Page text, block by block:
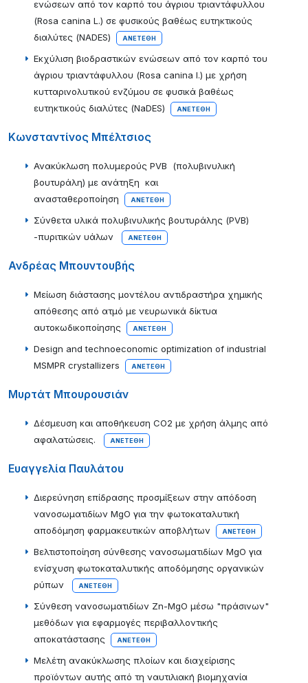
ενώσεων από τον καρπό του άγριου τριαντάφυλλου
(Rosa canina L.) σε φυσικούς βαθέως ευτηκτικούς
διαλύτες (NADES)
ΑΝΕΤΈΘΗ
Εκχύλιση βιοδραστικών ενώσεων από τον καρπό του
άγριου τριαντάφυλλου (Rosa canina l.) με χρήση
κυτταρινολυτικού ενζύμου σε φυσικά βαθέως
ευτηκτικούς διαλύτες (NaDES)
ΑΝΕΤΈΘΗ
Κωνσταντίνος Μπέλτσιος
Ανακύκλωση πολυμερούς PVB (πολυβινυλική
βουτυράλη) με ανάτηξη και
ανασταθεροποίηση
ΑΝΕΤΈΘΗ
Σύνθετα υλικά πολυβινυλικής βουτυράλης (PVB)
-πυριτικών υάλων
ΑΝΕΤΈΘΗ
Ανδρέας Μπουντουβής
Μείωση διάστασης μοντέλου αντιδραστήρα χημικής
απόθεσης από ατμό με νευρωνικά δίκτυα
αυτοκωδικοποίησης
ΑΝΕΤΈΘΗ
Design and technoeconomic optimization of industrial
MSMPR crystallizers
ΑΝΕΤΈΘΗ
Μυρτάτ Μπουρουσιάν
Δέσμευση και αποθήκευση CO2 με χρήση άλμης από
αφαλατώσεις.
ΑΝΕΤΈΘΗ
Ευαγγελία Παυλάτου
Διερεύνηση επίδρασης προσμίξεων στην απόδοση
νανοσωματιδίων MgO για την φωτοκαταλυτική
αποδόμηση φαρμακευτικών αποβλήτων
ΑΝΕΤΈΘΗ
Βελτιστοποίηση σύνθεσης νανοσωματιδίων MgO για
ενίσχυση φωτοκαταλυτικής αποδόμησης οργανικών
ρύπων
ΑΝΕΤΈΘΗ
Σύνθεση νανοσωματιδίων Zn-MgO μέσω "πράσινων"
μεθόδων για εφαρμογές περιβαλλοντικής
αποκατάστασης
ΑΝΕΤΈΘΗ
Μελέτη ανακύκλωσης πλοίων και διαχείρισης
προϊόντων αυτής από τη ναυτιλιακή βιομηχανία